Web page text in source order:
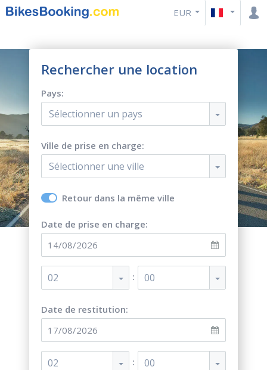
EUR
Rechercher une location
Pays:
Sélectionner un pays
Ville de prise en charge:
Sélectionner une ville
Retour dans la même ville
Date de prise en charge:
02 : 00
Date de restitution:
02 : 00